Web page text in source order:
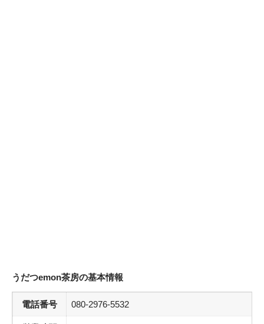
うだつemon茶房の基本情報
電話番号 080-2976-5532